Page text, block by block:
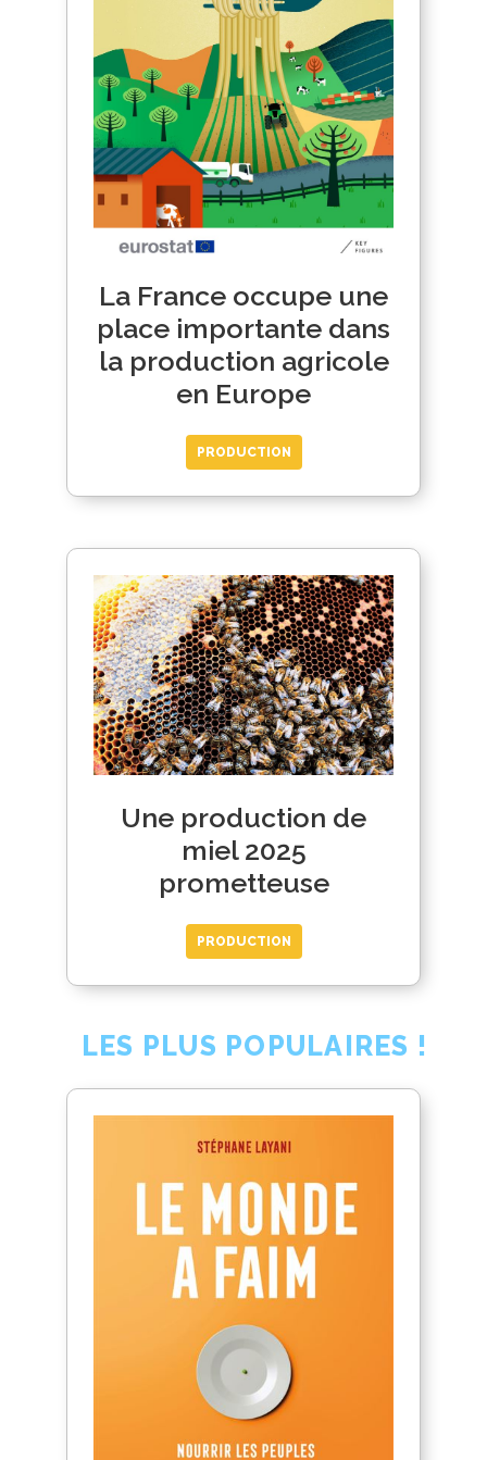
La France occupe une
place importante dans
la production agricole
en Europe
PRODUCTION
Une production de
miel 2025
prometteuse
PRODUCTION
LES PLUS POPULAIRES !